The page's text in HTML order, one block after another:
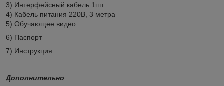
3) Интерфейсный кабель 1шт
4) Кабель питания 220В, 3 метра
5) Обучающее видео
6) Паспорт
7) Инструкция
Дополнительно: